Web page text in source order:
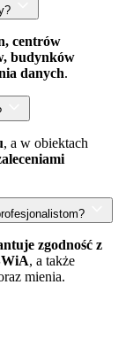
centrów
budynków
danych.
, a w obiektach
zgodność z
, a także
mienia.